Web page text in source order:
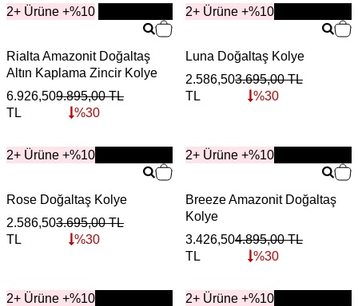
2+ Ürüne +%10
YENİ
Rialta Amazonit Doğaltaş
Altın Kaplama Zincir Kolye
6.926,50
TL
9.895,00TL
%30
2+ Ürüne +%10
YENİ
Luna Doğaltaş Kolye
2.586,50
TL
3.695,00TL
%30
2+ Ürüne +%10
YENİ
Rose Doğaltaş Kolye
2.586,50
TL
3.695,00TL
%30
2+ Ürüne +%10
YENİ
Breeze Amazonit Doğaltaş
Kolye
3.426,50
TL
4.895,00TL
%30
2+ Ürüne +%10
YENİ 2+ Ürüne +%10
YENİ